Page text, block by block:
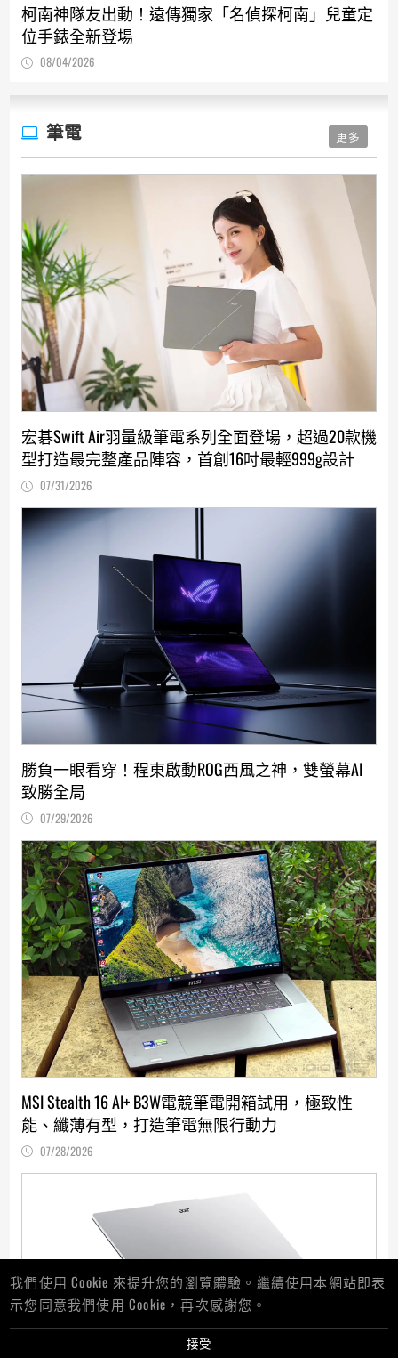
柯南神隊友出動！遠傳獨家「名偵探柯南」兒童定
位手錶全新登場
08/04/2026
筆電
宏碁Swift Air羽量級筆電系列全面登場，超過20款機
型打造最完整產品陣容，首創16吋最輕999g設計
07/31/2026
勝負一眼看穿！程東啟動ROG西風之神，雙螢幕AI
致勝全局
07/29/2026
MSI Stealth 16 AI+ B3W電競筆電開箱試用，極致性
能、纖薄有型，打造筆電無限行動力
07/28/2026
更多
我們使用 Cookie 來提升您的瀏覽體驗。繼續使用本網站即表
示您同意我們使用 Cookie，再次感謝您。
接受